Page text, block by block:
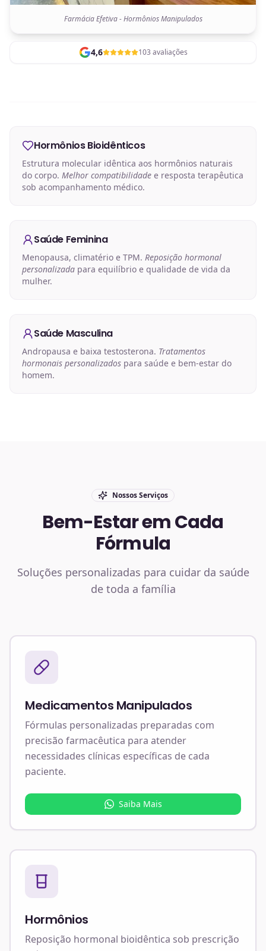
Farmácia Efetiva - Hormônios Manipulados
4,6 103 avaliações
Hormônios Bioidênticos
Estrutura molecular idêntica aos hormônios naturais
do corpo. Melhor compatibilidade e resposta terapêutica
sob acompanhamento médico.
Saúde Feminina
Menopausa, climatério e TPM. Reposição hormonal
personalizada para equilíbrio e qualidade de vida da
mulher.
Saúde Masculina
Andropausa e baixa testosterona. Tratamentos
hormonais personalizados para saúde e bem-estar do
homem.
Nossos Serviços
Bem-Estar em Cada
Fórmula
Soluções personalizadas para cuidar da saúde
de toda a família
Medicamentos Manipulados
Fórmulas personalizadas preparadas com
precisão farmacêutica para atender
necessidades clínicas específicas de cada
paciente.
Saiba Mais
Hormônios
Reposição hormonal bioidêntica sob prescrição